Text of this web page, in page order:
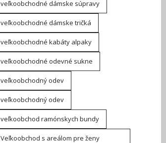
veľkoobchodné dámske súpravy
veľkoobchodné dámske tričká
veľkoobchodné kabáty alpaky
veľkoobchodné odevné sukne
veľkoobchodný odev
veľkoobchodný odev
veľkoobchod ramónskych bundy
Veľkoobchod s areálom pre ženy